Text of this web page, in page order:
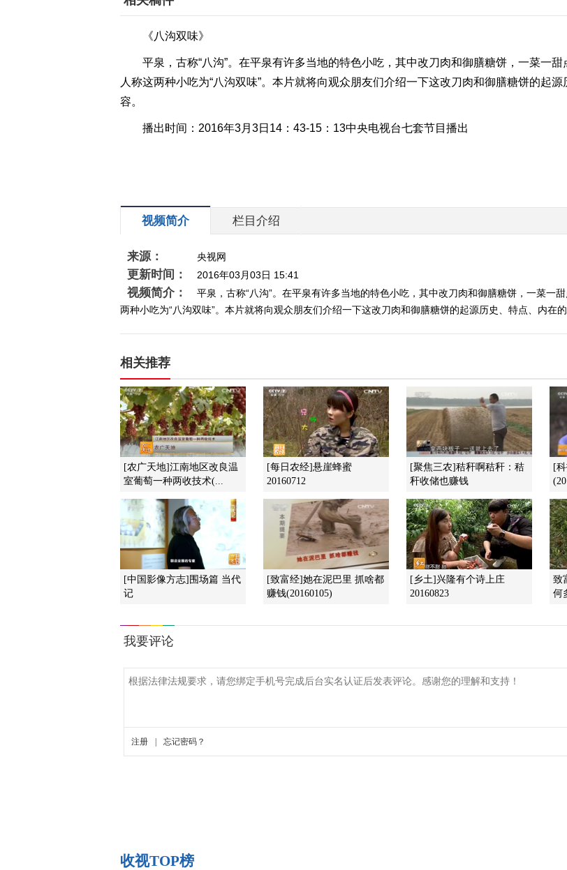
《八沟双味》
平泉，古称“八沟”。在平泉有许多当地的特色小吃，其中改刀肉和御膳糖饼，一菜一
人称这两种小吃为“八沟双味”。本片就将向观众朋友们介绍一下这改刀肉和御膳糖饼的起
容。
播出时间：2016年3月3日14：43-15：13中央电视台七套节目播出
视频简介 栏目介绍
来源： 央视网
更新时间： 2016年03月03日 15:41
视频简介：
平泉，古称“八沟”。在平泉有许多当地的特色小吃，其中改刀肉和御膳糖饼，一菜一
两种小吃为“八沟双味”。本片就将向观众朋友们介绍一下这改刀肉和御膳糖饼的起源历史、特点、内在
相关推荐
[农广天地]江南地区改良温
室葡萄一种两收技术(...
[每日农经]悬崖蜂蜜
20160712
[聚焦三农]秸秆啊秸秆：秸
秆收储也赚钱
[
[中国影像方志]围场篇 当代
记
[致富经]她在泥巴里 抓啥都
赚钱(20160105)
[乡土]兴隆有个诗上庄
20160823
致
何
收视TOP榜